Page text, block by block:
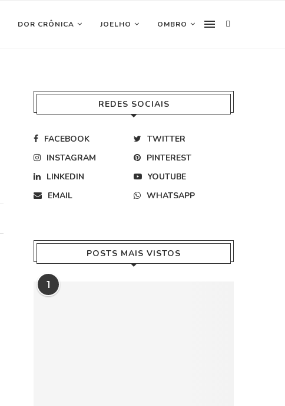
DOR CRÔNICA JOELHO OMBRO
REDES SOCIAIS
FACEBOOK
TWITTER
INSTAGRAM
PINTEREST
LINKEDIN
YOUTUBE
EMAIL
WHATSAPP
POSTS MAIS VISTOS
1